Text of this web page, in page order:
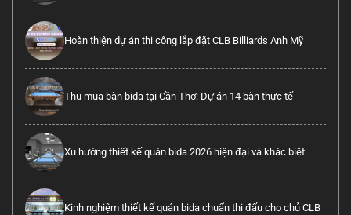
Hoàn thiện dự án thi công lắp đặt CLB Billiards Anh Mỹ
Thu mua bàn bida tại Cần Thơ: Dự án 14 bàn thực tế
Xu hướng thiết kế quán bida 2026 hiện đại và khác biệt
Kinh nghiệm thiết kế quán bida chuẩn thi đấu cho chủ CLB